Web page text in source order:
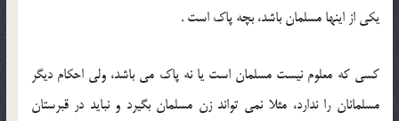
یکی از اینها مسلمان باشد، بچه پاک است .
کسی که معلوم نیست مسلمان است یا نه پاک می باشد، ولی احکام دیگر
مسلمانان را ندارد، مثلا نمی تواند زن مسلمان بگیرد و نباید در قبرستان